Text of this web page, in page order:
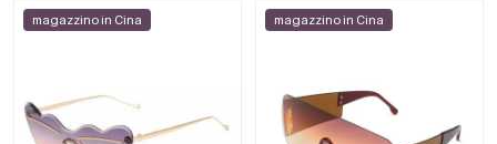
magazzino in Cina magazzino in Cina